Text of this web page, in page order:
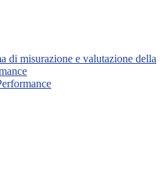
di misurazione e valutazione della